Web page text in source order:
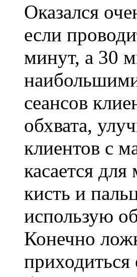
Оказался
если
минут, а 30
сеансов
обхвата,
клиентов с
касается
кисть и
использую
Конечно
приходиться